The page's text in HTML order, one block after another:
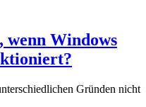
wenn Windows
Gründen nicht